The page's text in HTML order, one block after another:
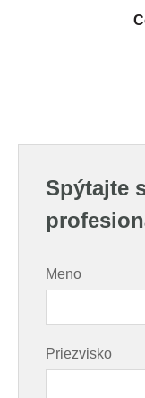
Spýtajte
Meno
Priezvisko